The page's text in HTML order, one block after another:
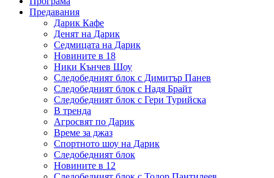
Предавания
Дарик Кафе
Денят на Дарик
Седмицата на Дарик
Новините в 18
Ники Кънчев Шоу
Следобедният блок с Димитър Панев
Следобедният блок с Надя Брайт
Следобедният блок с Гери Турийска
В тренда
Агросвят по Дарик
Време за джаз
Спортното шоу на Дарик
Следобедният блок
Новините в 12